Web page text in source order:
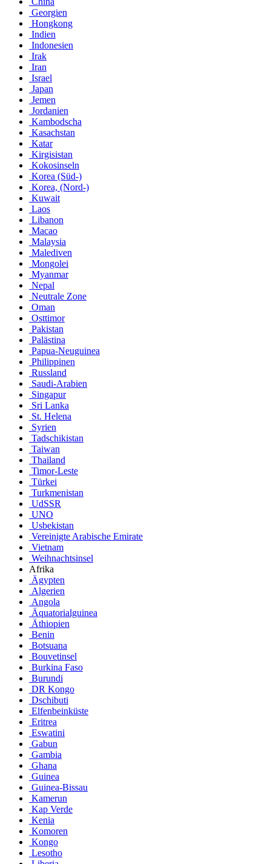
Georgien
Hongkong
Indien
Indonesien
Irak
Iran
Israel
Japan
Jemen
Jordanien
Kambodscha
Kasachstan
Katar
Kirgisistan
Kokosinseln
Korea (Süd-)
Korea, (Nord-)
Kuwait
Laos
Libanon
Macao
Malaysia
Malediven
Mongolei
Myanmar
Nepal
Neutrale Zone
Oman
Osttimor
Pakistan
Palästina
Papua-Neuguinea
Philippinen
Russland
Saudi-Arabien
Singapur
Sri Lanka
St. Helena
Syrien
Tadschikistan
Taiwan
Thailand
Timor-Leste
Türkei
Turkmenistan
UdSSR
UNO
Usbekistan
Vereinigte Arabische Emirate
Vietnam
Weihnachtsinsel
Afrika
Ägypten
Algerien
Angola
Äquatorialguinea
Äthiopien
Benin
Botsuana
Bouvetinsel
Burkina Faso
Burundi
DR Kongo
Dschibuti
Elfenbeinküste
Eritrea
Eswatini
Gabun
Gambia
Ghana
Guinea
Guinea-Bissau
Kamerun
Kap Verde
Kenia
Komoren
Kongo
Lesotho